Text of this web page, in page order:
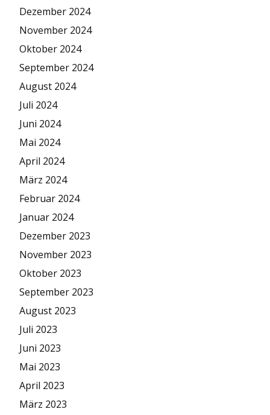
Dezember 2024
November 2024
Oktober 2024
September 2024
August 2024
Juli 2024
Juni 2024
Mai 2024
April 2024
März 2024
Februar 2024
Januar 2024
Dezember 2023
November 2023
Oktober 2023
September 2023
August 2023
Juli 2023
Juni 2023
Mai 2023
April 2023
März 2023